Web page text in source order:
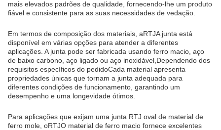
mais elevados padrões de qualidade, fornecendo-lhe um produto
fiável e consistente para as suas necessidades de vedação.
Em termos de composição dos materiais, aRTJA junta está
disponível em várias opções para atender a diferentes
aplicações. A junta pode ser fabricada usando ferro macio, aço
de baixo carbono, aço ligado ou aço inoxidável,Dependendo dos
requisitos específicos do pedidoCada material apresenta
propriedades únicas que tornam a junta adequada para
diferentes condições de funcionamento, garantindo um
desempenho e uma longevidade ótimos.
Para aplicações que exijam uma junta RTJ oval de material de
ferro mole, oRTJO material de ferro macio fornece excelentes